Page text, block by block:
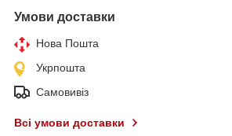
Умови доставки
Нова Пошта
Укрпошта
Самовивіз
Всі умови доставки